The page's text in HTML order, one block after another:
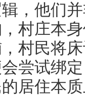
，他们
村庄本
村民将
尝试绑
居住本